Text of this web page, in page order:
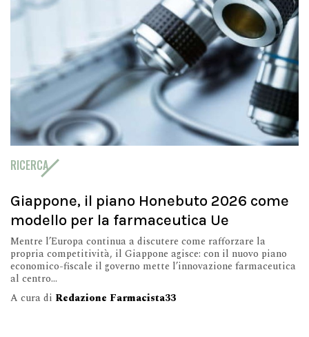
RICERCA
Giappone, il piano Honebuto 2026 come
modello per la farmaceutica Ue
Mentre l’Europa continua a discutere come rafforzare la
propria competitività, il Giappone agisce: con il nuovo piano
economico-fiscale il governo mette l’innovazione farmaceutica
al centro...
A cura di Redazione Farmacista33